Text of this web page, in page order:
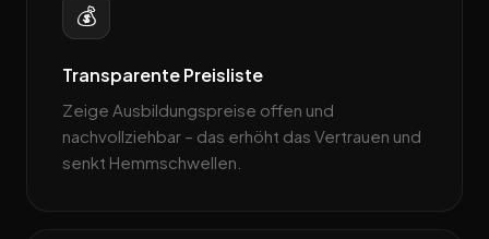
💰
Transparente Preisliste
Zeige Ausbildungspreise offen und
nachvollziehbar – das erhöht das Vertrauen und
senkt Hemmschwellen.